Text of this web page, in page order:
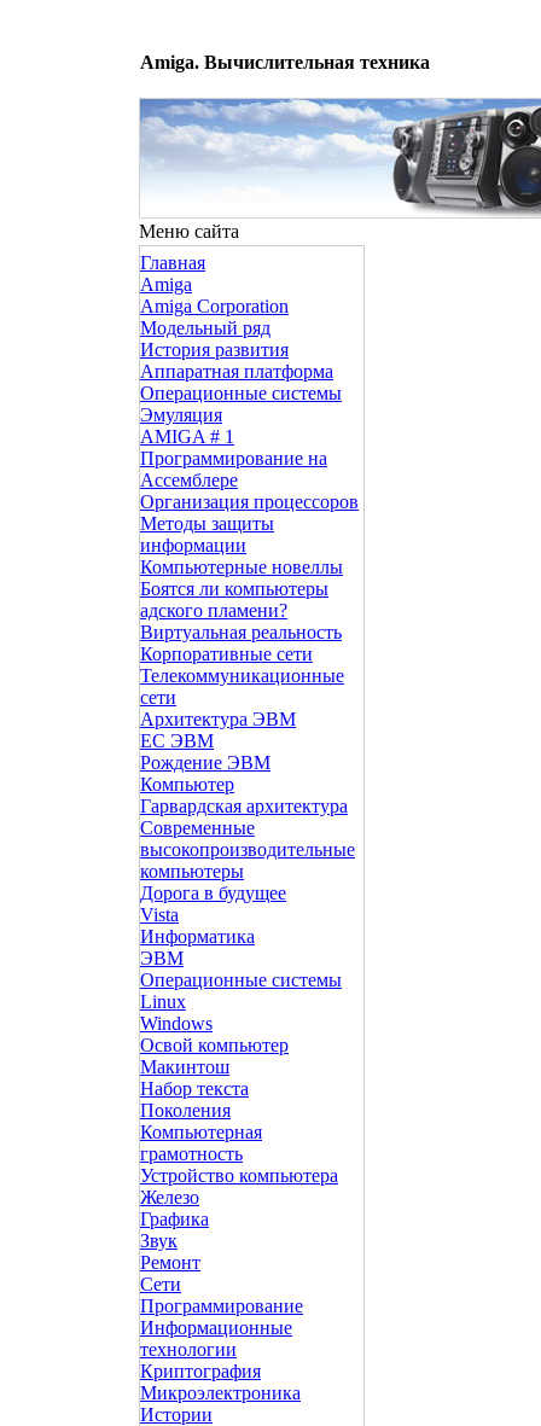
Amiga. Вычислительная техника
Меню сайта
Главная
Amiga
Amiga Corporation
Модельный ряд
История развития
Аппаратная платформа
Операционные системы
Эмуляция
AMIGA # 1
Программирование на
Ассемблере
Организация процессоров
Методы защиты
информации
Компьютерные новеллы
Боятся ли компьютеры
адского пламени?
Виртуальная реальность
Корпоративные сети
Телекоммуникационные
сети
Архитектура ЭВМ
ЕС ЭВМ
Рождение ЭВМ
Компьютер
Гарвардская архитектура
Современные
высокопроизводительные
компьютеры
Дорога в будущее
Vista
Инфоpматика
ЭВМ
Операционные системы
Linux
Windows
Освой компьютер
Макинтош
Набор текста
Поколения
Компьютерная
грамотность
Устройство компьютера
Железо
Графика
Звук
Ремонт
Сети
Программирование
Информационные
технологии
Криптография
Микроэлектроника
Истории